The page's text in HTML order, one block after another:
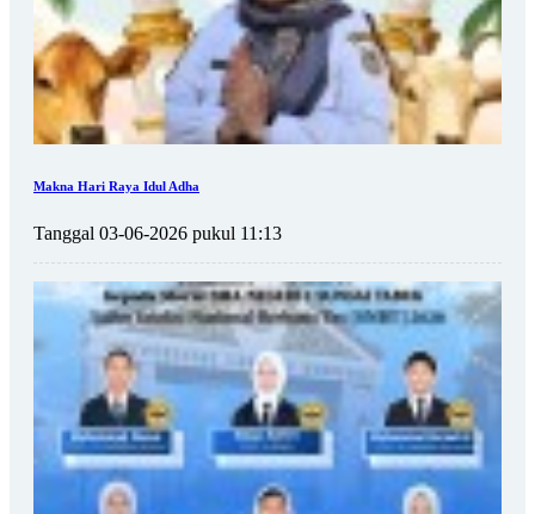
Makna Hari Raya Idul Adha
Tanggal 03-06-2026 pukul 11:13